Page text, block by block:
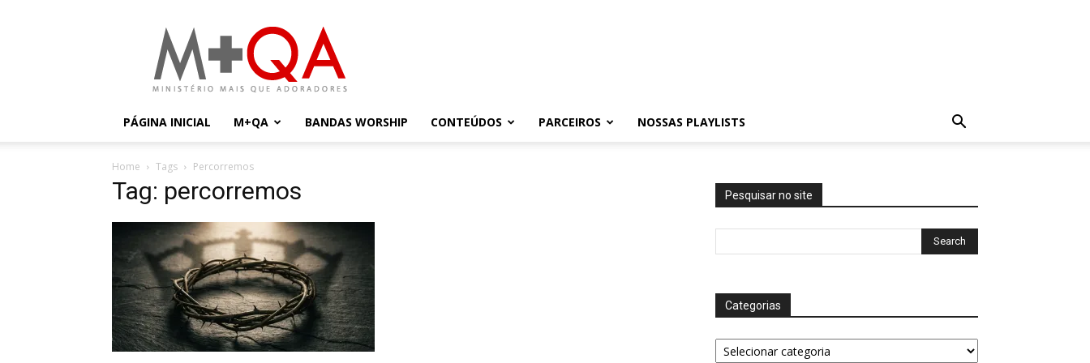
Mais
Que
Adoradores
PÁGINA INICIAL M+QA BANDAS WORSHIP CONTEÚDOS PARCEIROS NOSSAS PLAYLISTS
Home Tags Percorremos
Tag: percorremos Pesquisar no site
Categorias
Categorias